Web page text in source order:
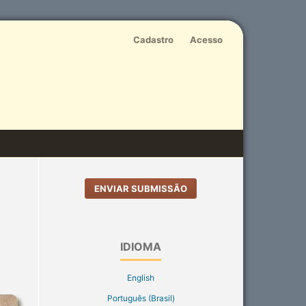
Cadastro Acesso
ENVIAR SUBMISSÃO
IDIOMA
English
Português (Brasil)